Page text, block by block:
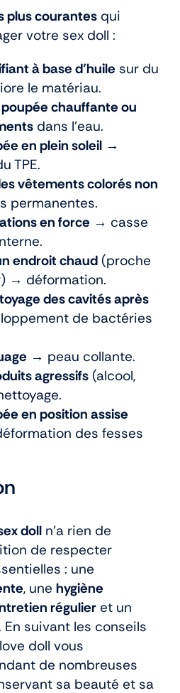
plus courantes qui
votre sex doll :
à base d’huile sur du
le matériau.
chauffante ou
dans l’eau.
en plein soleil →
TPE.
vêtements colorés non
permanentes.
en force → casse
endroit chaud (proche
→ déformation.
des cavités après
de bactéries
→ peau collante.
agressifs (alcool,
en position assise
des fesses
doll n’a rien de
de respecter
: une
, une hygiène
régulier et un
En suivant les conseils
doll vous
de nombreuses
sa beauté et sa